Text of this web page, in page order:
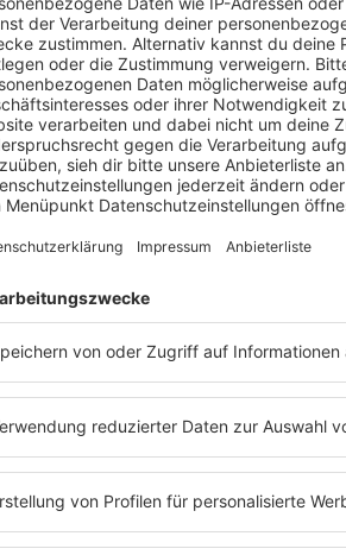
Tipp, kann bei der Bratensoße an
um den Rest müsst ihr
Polettoerfahren? Dann hört euch
Polettoan. Dort konnteBarbara
ihr die Podcast-Folge mitCornelia